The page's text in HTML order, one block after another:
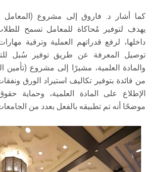
كما أشار د. فاروق إلى مشروع (المعامل
يهدف لتوفير مُحاكاة للمعامل تسمح
داخلها، لرفع قدراتهم العملية وترقية
توصيل المعرفة عن طريق توفير سُبل
والمادة العلمية، مشيرًا إلى مشروع
من فائدة بتوفير تكاليف استيراد الورق
الإطلاع على المادة العلمية، وحماية
موضحًا أنه تم تطبيقه بالفعل بعدد من